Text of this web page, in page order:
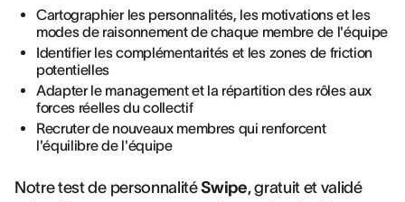
Cartographier les personnalités, les motivations et les
modes de raisonnement de chaque membre de l'équipe
Identifier les complémentarités et les zones de friction
potentielles
Adapter le management et la répartition des rôles aux
forces réelles du collectif
Recruter de nouveaux membres qui renforcent
l'équilibre de l'équipe
Notre test de personnalitéSwipe, gratuit et validé